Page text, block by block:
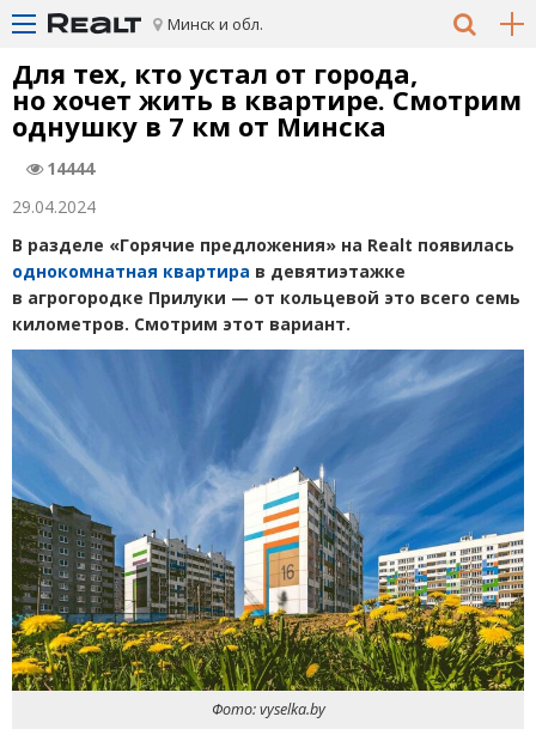
Минск и обл.
Для тех, кто устал от города,
но хочет жить в квартире. Смотрим
однушку в 7 км от Минска
14444
29.04.2024
В разделе «Горячие предложения» на Realt появилась
однокомнатная квартира в девятиэтажке
в агрогородке Прилуки — от кольцевой это всего семь
километров. Смотрим этот вариант.
Фото: vyselka.by